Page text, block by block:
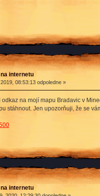
internetu
08:53:13 odpoledne »
na mojí mapu Bradavic v
stáhnout. Jen upozorňuji, že se
internetu